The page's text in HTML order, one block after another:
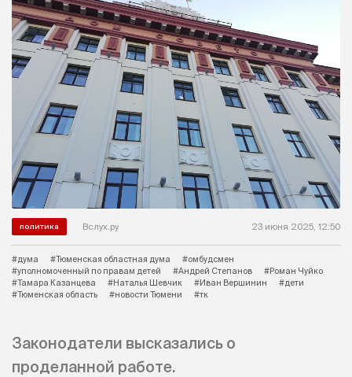
политика Вслух.ру 23 июня 2025, 12:50
#дума #Тюменская областная дума
#омбудсмен
#уполномоченный по правам детей
#Андрей Степанов
#Роман Чуйко
#Тамара Казанцева
#Наталья Шевчик #Иван Вершинин
#дети
#Тюменская область
#новости Тюмени #тк
Законодатели высказались о
проделанной работе.